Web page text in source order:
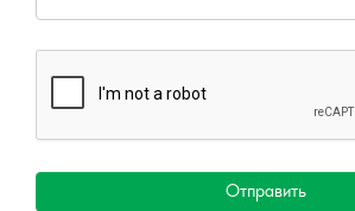
Отправить